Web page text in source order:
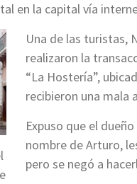
en la capital vía
Una de las turistas,
realizaron la
“La Hostería”,
recibieron una mala
Expuso que el
nombre de Arturo,
pero se negó a